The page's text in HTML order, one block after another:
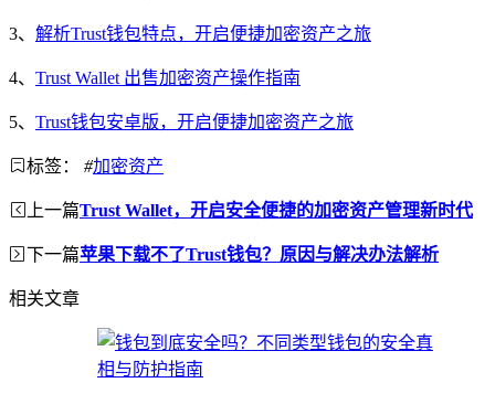
3、 解析Trust钱包特点，开启便捷加密资产之旅
4、 Trust Wallet 出售加密资产操作指南
5、 Trust钱包安卓版，开启便捷加密资产之旅
标签： #加密资产
上一篇Trust Wallet，开启安全便捷的加密资产管理新时代
下一篇苹果下载不了Trust钱包？原因与解决办法解析
相关文章